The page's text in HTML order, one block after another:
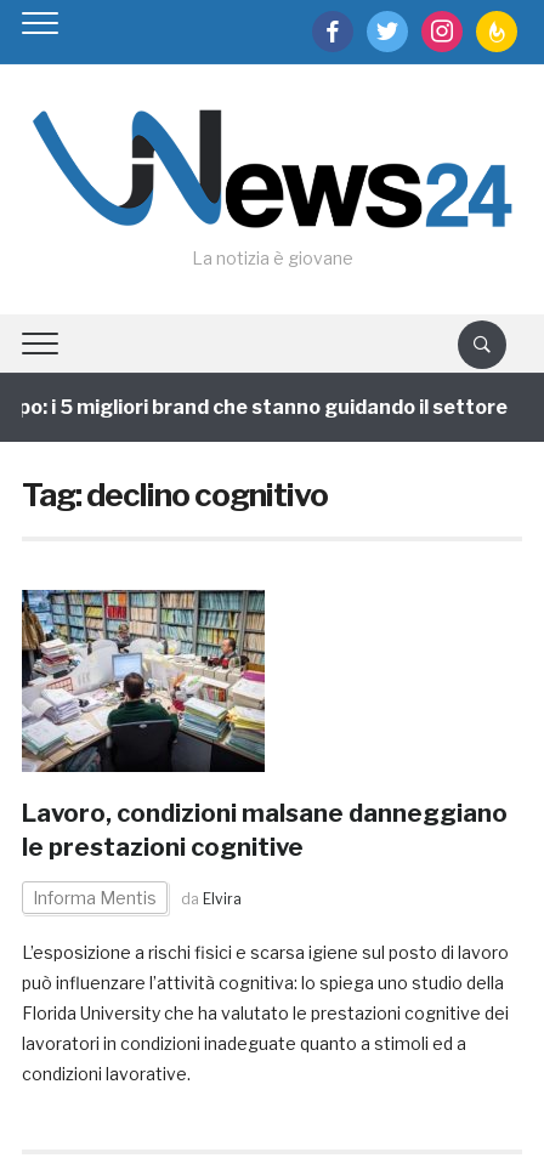
facebooktwitter instagram
La notizia è giovane
i 5 migliori brand che stanno guidando il settore
Tag:declino cognitivo
Lavoro, condizioni malsane danneggiano
le prestazioni cognitive
Informa Mentis da Elvira
L’esposizione a rischi fisici e scarsa igiene sul posto di lavoro
può influenzare l’attività cognitiva: lo spiega uno studio della
Florida University che ha valutato le prestazioni cognitive dei
lavoratori in condizioni inadeguate quanto a stimoli ed a
condizioni lavorative.